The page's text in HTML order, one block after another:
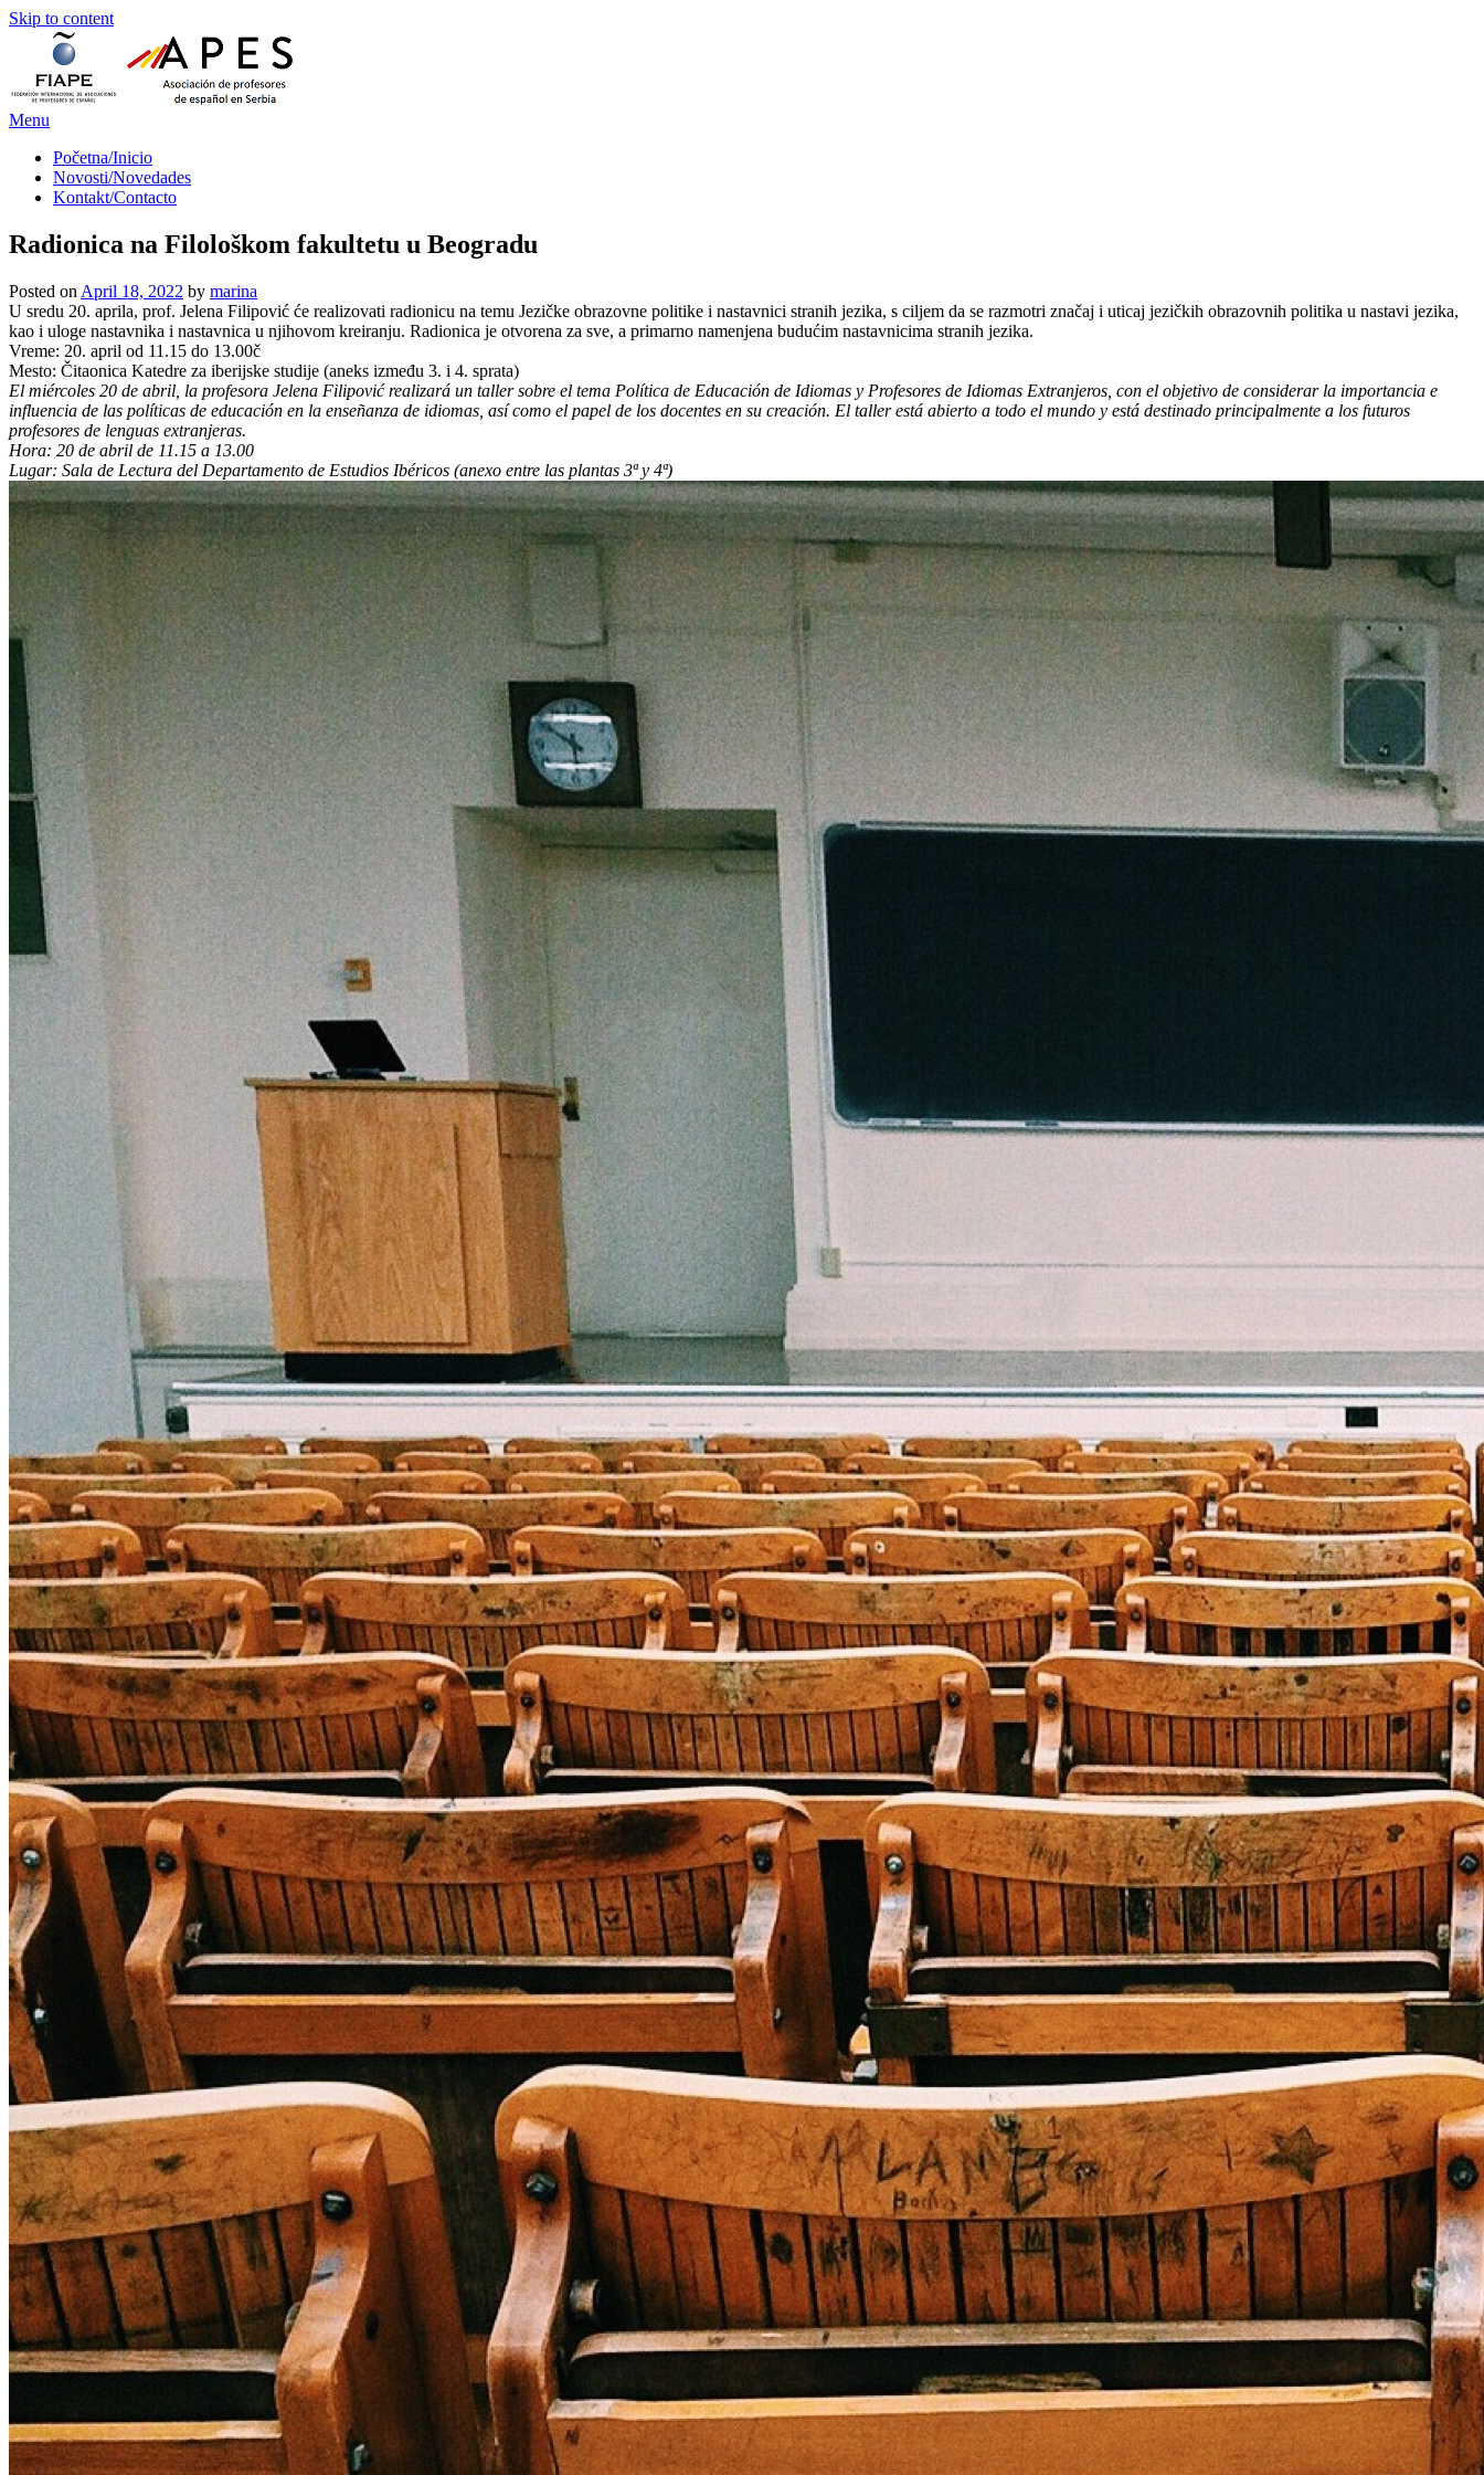
Skip to content
Menu
Početna/Inicio
Novosti/Novedades
Kontakt/Contacto
Radionica na Filološkom fakultetu u Beogradu
Posted on April 18, 2022 by marina
U sredu 20. aprila, prof. Jelena Filipović će realizovati radionicu na temu Jezičke obrazovne politike i nastavnici stranih jezika, s ciljem da se razmotri značaj i uticaj jezičkih obrazovnih politika u nastavi jezika,
kao i uloge nastavnika i nastavnica u njihovom kreiranju. Radionica je otvorena za sve, a primarno namenjena budućim nastavnicima stranih jezika.
Vreme: 20. april od 11.15 do 13.00č
Mesto: Čitaonica Katedre za iberijske studije (aneks između 3. i 4. sprata)
El miércoles 20 de abril, la profesora Jelena Filipović realizará un taller sobre el tema Política de Educación de Idiomas y Profesores de Idiomas Extranjeros, con el objetivo de considerar la importancia e
influencia de las políticas de educación en la enseñanza de idiomas, así como el papel de los docentes en su creación. El taller está abierto a todo el mundo y está destinado principalmente a los futuros
profesores de lenguas extranjeras.
Hora: 20 de abril de 11.15 a 13.00
Lugar: Sala de Lectura del Departamento de Estudios Ibéricos (anexo entre las plantas 3ª y 4ª)